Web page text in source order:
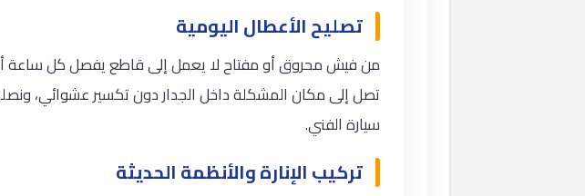
تصليح الأعطال اليومية
من فيش محروق أو مفتاح لا يعمل إلى قاطع يفصل كل ساعة أو
تصل إلى مكان المشكلة داخل الجدار دون تكسير عشوائي،
سيارة الفني.
تركيب الإنارة والأنظمة الحديثة